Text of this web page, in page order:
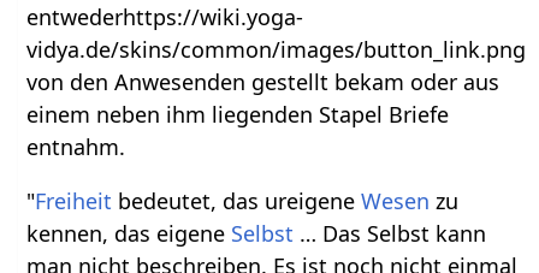
entwederhttps://wiki.yoga-
vidya.de/skins/common/images/button_link.png
von den Anwesenden gestellt bekam oder aus
einem neben ihm liegenden Stapel Briefe
entnahm.
"Freiheit bedeutet, das ureigeneWesen zu
kennen, das eigene Selbst … Das Selbst kann
man nicht beschreiben. Es ist noch nicht einmal